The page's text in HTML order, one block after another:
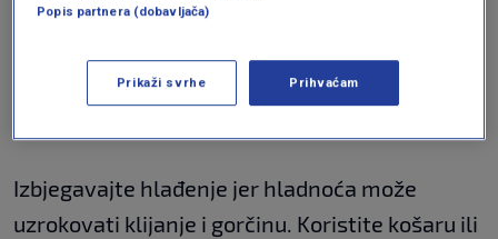
suhom mjestu s dobrom cirkulacijom zraka,
Izbjegavajte hlađenje jer hladnoća može
uzrokovati klijanje i gorčinu. Koristite košaru ili
Popis partnera (dobavljača)
Prikaži svrhe Prihvaćam